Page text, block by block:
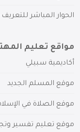
الحوار المباشر للتعريف
مواقع تعليم
أكاديمية سبيلي
موقع المسلم الجديد
موقع الصلاة في
موقع تعليم تفسير